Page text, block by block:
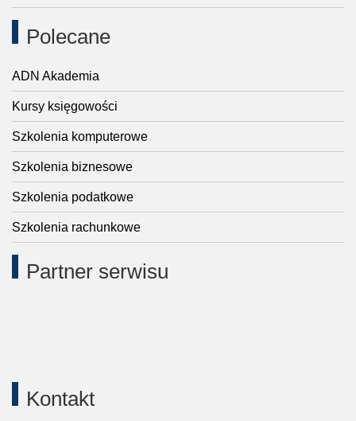
Polecane
ADN Akademia
Kursy księgowości
Szkolenia komputerowe
Szkolenia biznesowe
Szkolenia podatkowe
Szkolenia rachunkowe
Partner serwisu
Kontakt